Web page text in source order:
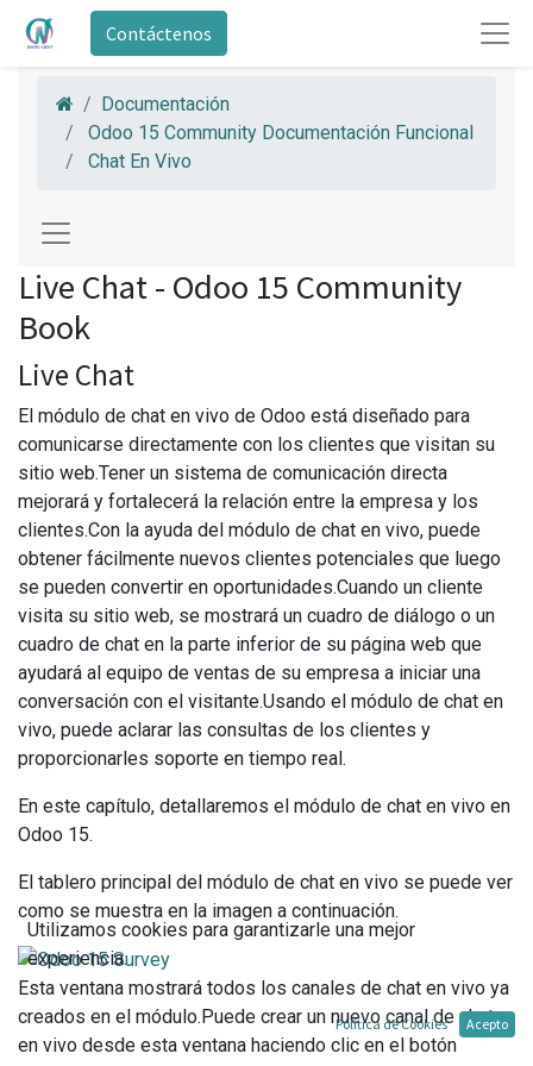
Contáctenos
Documentación
Odoo 15 Community Documentación Funcional
Chat En Vivo
Live Chat - Odoo 15 Community
Book
Live Chat
El módulo de chat en vivo de Odoo está diseñado para
comunicarse directamente con los clientes que visitan su
sitio web.Tener un sistema de comunicación directa
mejorará y fortalecerá la relación entre la empresa y los
clientes.Con la ayuda del módulo de chat en vivo, puede
obtener fácilmente nuevos clientes potenciales que luego
se pueden convertir en oportunidades.Cuando un cliente
visita su sitio web, se mostrará un cuadro de diálogo o un
cuadro de chat en la parte inferior de su página web que
ayudará al equipo de ventas de su empresa a iniciar una
conversación con el visitante.Usando el módulo de chat en
vivo, puede aclarar las consultas de los clientes y
proporcionarles soporte en tiempo real.
En este capítulo, detallaremos el módulo de chat en vivo en
Odoo 15.
El tablero principal del módulo de chat en vivo se puede ver
como se muestra en la imagen a continuación.
Esta ventana mostrará todos los canales de chat en vivo ya
creados en el módulo.Puede crear un nuevo canal de chat
en vivo desde esta ventana haciendo clic en el botón
Utilizamos cookies para garantizarle una mejor
experiencia.
Política de Cookies Acepto